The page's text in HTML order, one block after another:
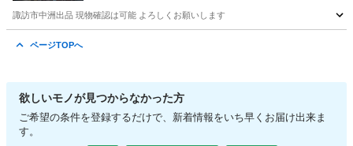
諏訪市中洲出品 現物確認は可能 よろしくお願いします
ページTOPへ
欲しいモノが見つからなかった方
ご希望の条件を登録するだけで、新着情報をいち早くお届け出来ま
す。